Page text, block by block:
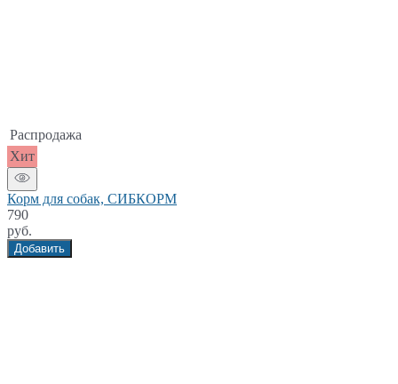
Распродажа
Хит
Корм для собак, СИБКОРМ
790
руб.
Добавить